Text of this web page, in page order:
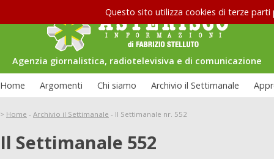
Questo sito utilizza cookies di terze
Agenzia giornalistica, radiotelevisiva e di comunicazione
Home Argomenti Chi siamo Archivio il Settimanale
> Home - Archivio il Settimanale - Il Settimanale nr. 552
Il Settimanale 552